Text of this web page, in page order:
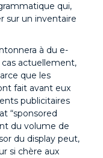
qui,
sur un inventaire
à du e-
actuellement,
que les
fait avant eux
publicitaires
“sponsored
du volume de
du display peut,
si chère aux